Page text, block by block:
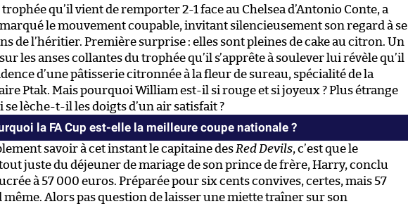
trophée qu’il vient de remporter 2-1 face au Chelsea d’Antonio Conte, a
le mouvement coupable, invitant silencieusement son regard à se
de l’héritier. Première surprise : elles sont pleines de cake au citron. Un
les anses collantes du trophée qu’il s’apprête à soulever lui révèle qu’il
d’une pâtisserie citronnée à la fleur de sureau, spécialité de la
Ptak. Mais pourquoi William est-il si rouge et si joyeux ? Plus étrange
lèche-t-il les doigts d’un air satisfait ?
la FA Cup est-elle la meilleure coupe nationale ?
savoir à cet instant le capitaine des Red Devils, c’est que le
juste du déjeuner de mariage de son prince de frère, Harry, conclu
à 57 000 euros. Préparée pour six cents convives, certes, mais 57
Alors pas question de laisser une miette traîner sur son